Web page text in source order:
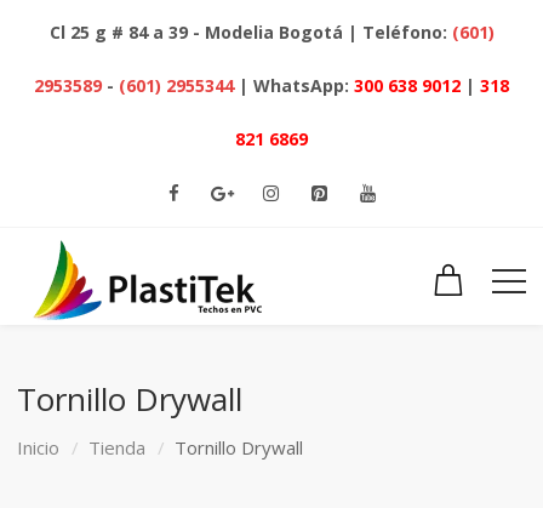
Cl 25 g # 84 a 39 - Modelia Bogotá | Teléfono: (601)
2953589 - (601) 2955344 | WhatsApp: 300 638 9012 | 318
821 6869
Tornillo Drywall
Inicio Tienda Tornillo Drywall